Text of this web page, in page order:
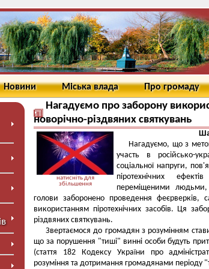
Новини Міська влада Про громаду
Нагадуємо про заборону
новорічно-різдвяних святкувань
натисніть для
збільшення
Нагадуємо, що з
участь в російсько-
соціальної напруги,
піротехнічних
переміщеними
голови заборонено проведення феєрверків,
використанням піротехнічних засобів. Ця
різдвяних святкувань.
Звертаємося до громадян з розумінням
що за порушення "тиші" винні особи будуть
(стаття 182 Кодексу України про
розуміння та дотримання громадянами періоду